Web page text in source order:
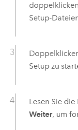
Setup-
Setup zu
Lesen Sie
Weiter, um